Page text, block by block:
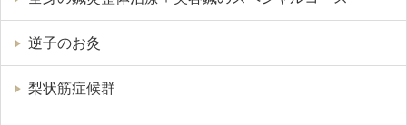
逆子のお灸
梨状筋症候群